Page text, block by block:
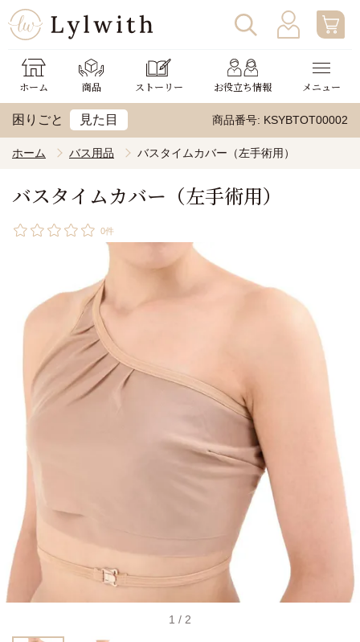
ホーム 商品 ストーリー お役立ち情報 メニュー
ログイン
新規会員登録
わたしの使い方
助成金申請
困りごと 見た目 商品番号 KSYBTOT00002
ホーム バス用品 バスタイムカバー（左手術用）
バスタイムカバー（左手術用）
0件
1 / 2